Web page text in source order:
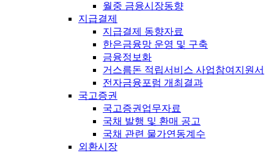
월중 금융시장동향
지급결제
지급결제 동향자료
한은금융망 운영 및 구축
금융정보화
거스름돈 적립서비스 사업참여지원서
전자금융포럼 개최결과
국고증권
국고증권업무자료
국채 발행 및 환매 공고
국채 관련 물가연동계수
외환시장